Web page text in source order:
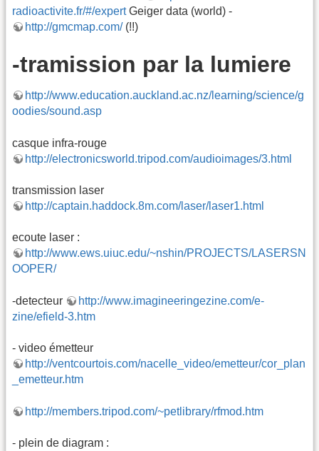
radioactivite.fr/#/expertGeiger data (world) -
http://gmcmap.com/(!!)
-tramission par la lumiere
http://www.education.auckland.ac.nz/learning/science/g
oodies/sound.asp
casque infra-rouge
http://electronicsworld.tripod.com/audioimages/3.html
transmission laser
http://captain.haddock.8m.com/laser/laser1.html
ecoute laser :
http://www.ews.uiuc.edu/~nshin/PROJECTS/LASERSN
OOPER/
-detecteur
http://www.imagineeringezine.com/e-
zine/efield-3.htm
- video émetteur
http://ventcourtois.com/nacelle_video/emetteur/cor_plan
_emetteur.htm
http://members.tripod.com/~petlibrary/rfmod.htm
- plein de diagram :